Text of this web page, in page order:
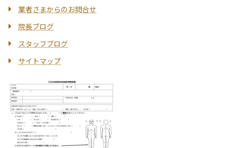
業者さまからのお問合せ
院長ブログ
スタッフブログ
サイトマップ